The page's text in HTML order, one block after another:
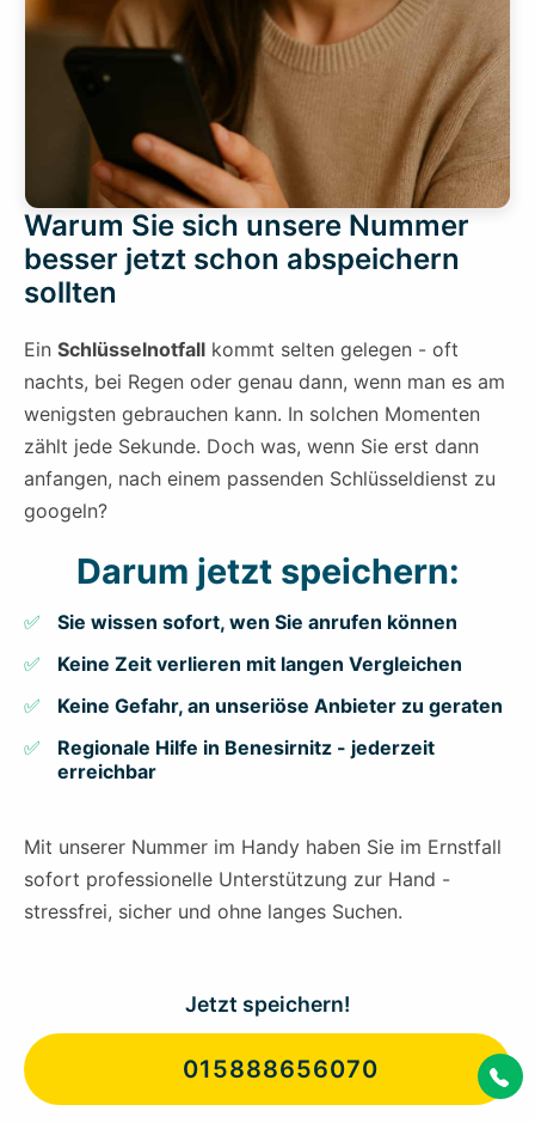
Warum Sie sich unsere Nummer
besser jetzt schon abspeichern
sollten
Ein Schlüsselnotfall kommt selten gelegen - oft
nachts, bei Regen oder genau dann, wenn man es am
wenigsten gebrauchen kann. In solchen Momenten
zählt jede Sekunde. Doch was, wenn Sie erst dann
anfangen, nach einem passenden Schlüsseldienst zu
googeln?
Darum jetzt speichern:
Sie wissen sofort, wen Sie anrufen können
Keine Zeit verlieren mit langen Vergleichen
Keine Gefahr, an unseriöse Anbieter zu geraten
Regionale Hilfe in Benesirnitz - jederzeit
erreichbar
Mit unserer Nummer im Handy haben Sie im Ernstfall
sofort professionelle Unterstützung zur Hand -
stressfrei, sicher und ohne langes Suchen.
Jetzt speichern!
015888656070